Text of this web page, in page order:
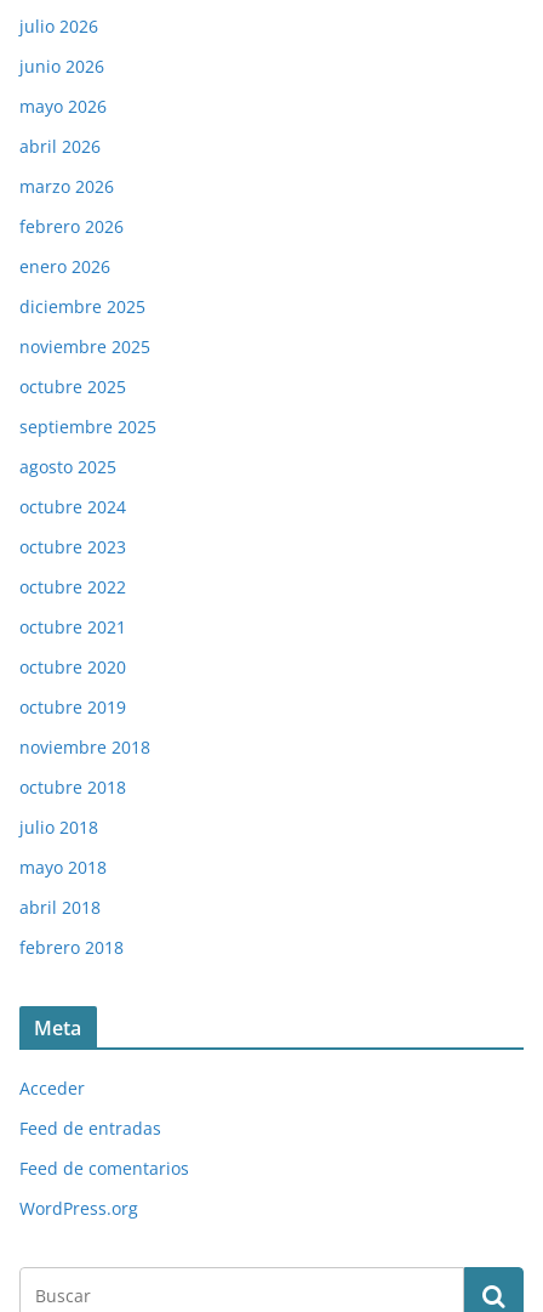
julio 2026
junio 2026
mayo 2026
abril 2026
marzo 2026
febrero 2026
enero 2026
diciembre 2025
noviembre 2025
octubre 2025
septiembre 2025
agosto 2025
octubre 2024
octubre 2023
octubre 2022
octubre 2021
octubre 2020
octubre 2019
noviembre 2018
octubre 2018
julio 2018
mayo 2018
abril 2018
febrero 2018
Meta
Acceder
Feed de entradas
Feed de comentarios
WordPress.org